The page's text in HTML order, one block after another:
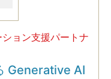
ョン支援パートナ
Generative AI